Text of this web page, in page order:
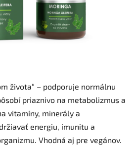
života“ – podporuje normálnu
priaznivo na metabolizmus a
vitamíny, minerály a
energiu, imunitu a
Vhodná aj pre vegánov.